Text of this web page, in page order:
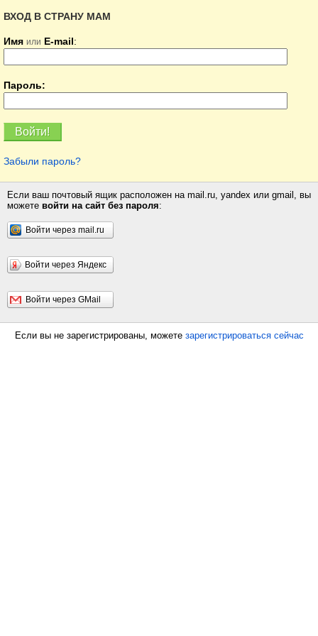
ВХОД В СТРАНУ МАМ
Имя или E-mail:
Пароль:
Забыли пароль?
Если ваш почтовый ящик расположен на mail.ru, yandex или gmail, вы
можете войти на сайт без пароля:
Войти через mail.ru
Войти через Яндекс
Войти через GMail
Если вы не зарегистрированы, можете зарегистрироваться сейчас